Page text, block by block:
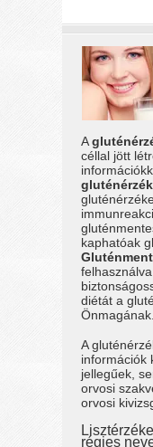
A
céllal jött
kaphatóak
diétát a
Önmagának.
A
információk
jellegűek,
orvosi
orvosi
régies